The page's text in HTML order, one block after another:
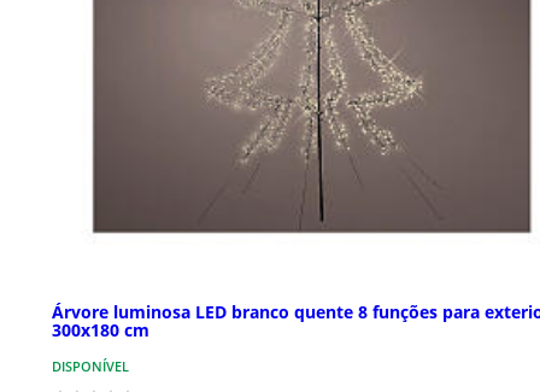
Árvore luminosa LED branco quente 8 funções para
300x180 cm
DISPONÍVEL